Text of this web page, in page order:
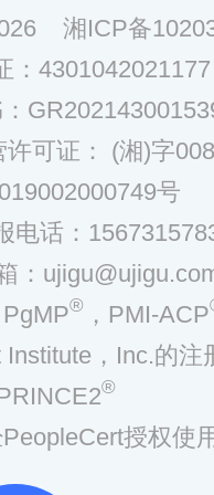
湘ICP备
：4301042021177
可证： (湘)字
号
电话：
：
PgMP® ，PMI-ACP
，Inc.的注
®
授权使